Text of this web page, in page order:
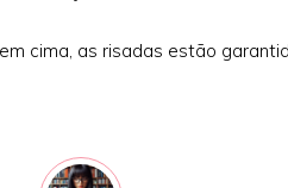
cima, as risadas estão